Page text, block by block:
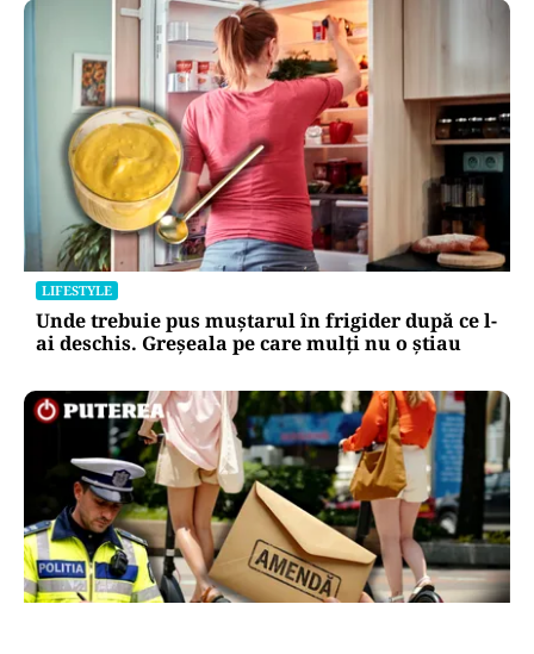
LIFESTYLE
Unde trebuie pus muștarul în frigider după ce l-
ai deschis. Greșeala pe care mulți nu o știau